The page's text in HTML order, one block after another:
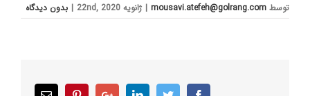
توسط mousavi.atefeh@golrang.com
| ژانویه 22nd, 2020 | بدون ديدگاه